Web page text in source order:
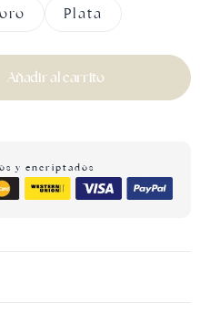
Plata
Añadir al carrito
y encriptados